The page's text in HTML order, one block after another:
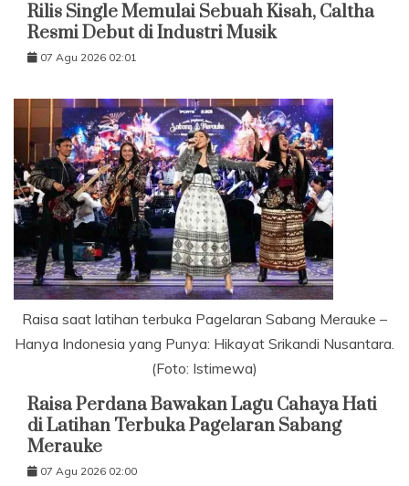
Rilis Single Memulai Sebuah Kisah, Caltha
Resmi Debut di Industri Musik
07 Agu 2026 02:01
Raisa saat latihan terbuka Pagelaran Sabang Merauke –
Hanya Indonesia yang Punya: Hikayat Srikandi Nusantara.
(Foto: Istimewa)
Raisa Perdana Bawakan Lagu Cahaya Hati
di Latihan Terbuka Pagelaran Sabang
Merauke
07 Agu 2026 02:00